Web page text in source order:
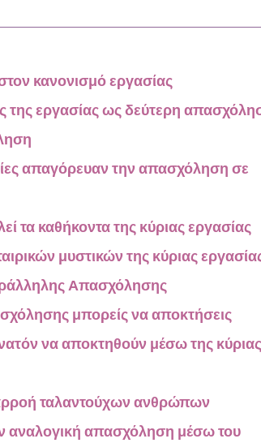
κανονισμό εργασίας
της εργασίας ως δεύτερη
απαγόρευαν την απασχόληση σε
τα καθήκοντα της κύριας εργασίας
μυστικών της κύριας
Απασχόλησης
μπορείς να αποκτήσεις
να αποκτηθούν μέσω της κύριας
ταλαντούχων ανθρώπων
αναλογική απασχόληση μέσω του